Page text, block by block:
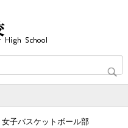
女子バスケットボール部